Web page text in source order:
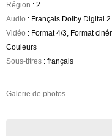
Région : 2
Audio : Français Dolby Digital
Vidéo : Format 4/3, Format
Couleurs
Sous-titres : français
Galerie de photos